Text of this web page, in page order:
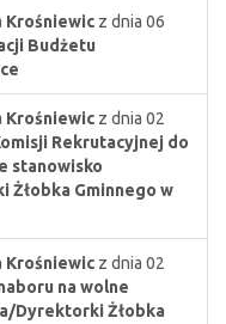
Krośniewic z dnia 06
Budżetu
Krośniewic z dnia 02
Rekrutacyjnej do
stanowisko
Gminnego w
Krośniewic z dnia 02
na wolne
Dyrektorki Żłobka